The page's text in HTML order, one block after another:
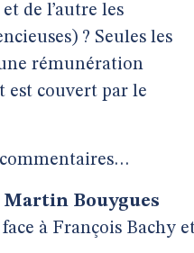
de l’autre les
? Seules les
rémunération
couvert par le
commentaires…
Martin Bouygues
à François Bachy